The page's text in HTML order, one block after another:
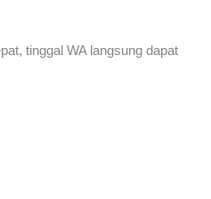
tinggal WA langsung dapat